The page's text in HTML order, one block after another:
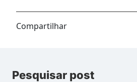
Compartilhar
Pesquisar post